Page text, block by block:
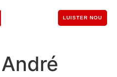
LUISTER NOU